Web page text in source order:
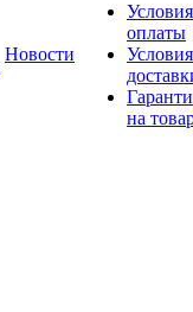
Новости
Условия
оплаты
Условия
на